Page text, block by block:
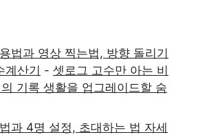
법과 영상 찍는법, 방향 돌리기
계산기 - 셋로그 고수만 아는 비
기록 생활을 업그레이드할 숨
과 4명 설정, 초대하는 법 자세